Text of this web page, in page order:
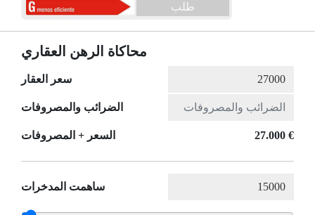
طلب
محاكاة الرهن العقاري
سعر العقار
الضرائب والمصروفات
السعر + المصروفات 27.000 €
ساهمت المدخرات